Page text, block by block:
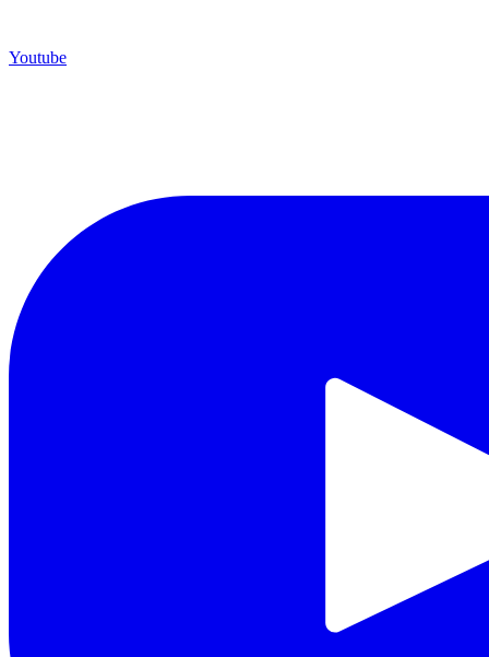
Youtube